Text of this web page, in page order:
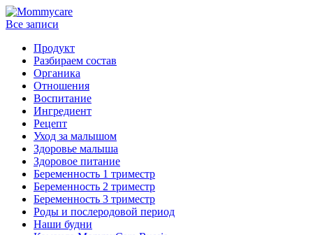
Все записи
Продукт
Разбираем состав
Органика
Отношения
Воспитание
Ингредиент
Рецепт
Уход за малышом
Здоровье малыша
Здоровое питание
Беременность 1 триместр
Беременность 2 триместр
Беременность 3 триместр
Роды и послеродовой период
Наши будни